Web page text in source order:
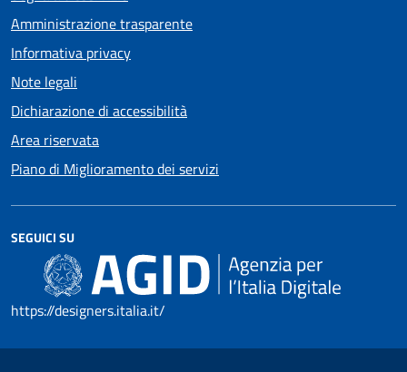
Amministrazione trasparente
Informativa privacy
Note legali
Dichiarazione di accessibilità
Area riservata
Piano di Miglioramento dei servizi
SEGUICI SU
https://designers.italia.it/